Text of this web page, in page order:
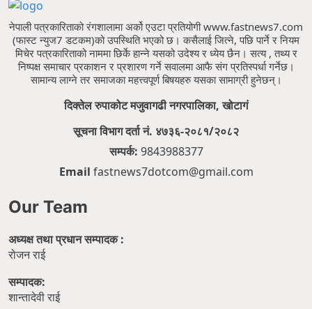
नेपाली पत्रकारिताको रंगशालामा अर्को एउटा प्रतियोगी www.fastnews7.com
(फास्ट न्युज7 डटकम)को उपस्थिति भएको छ।कसैलाई जित्ने, पछि पार्ने र नियम
मिचेर पत्रकारिताको नाममा छिर्के हान्ने यसको उदेश्य र ध्येय छैन।सत्य , तथ्य र
निष्पक्ष समाचार प्रकाशन र प्रशारण गर्ने सवालमा आफै संग प्रतिस्पर्धा गर्नेछ।
सामान्य लाग्ने तर समाजका महत्त्वपूर्ण बिषयहरु यसका सामाग्री हुनेछन्।
दिक्तेल रुपाकोट मजुवागढी नगरपालिका, खोटागं
सूचना विभाग दर्ता नं. ४७३६-२०८१/२०८२
सम्पर्क: 9843988377
Email fastnews7dotcom@gmail.com
Our Team
अध्यक्ष तथा प्रधान सम्पादक :
रोजन राई
सम्पादक:
शान्तादेवी राई